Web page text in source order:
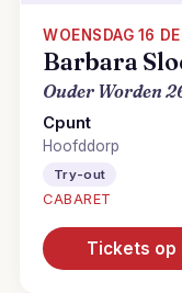
WOENSDAG 16
Barbara
Ouder Worden
Cpunt
Hoofddorp
Try-out
CABARET
Tickets op